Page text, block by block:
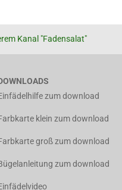
Kanal "Fadensalat"
zum download
klein zum download
groß zum download
zum download